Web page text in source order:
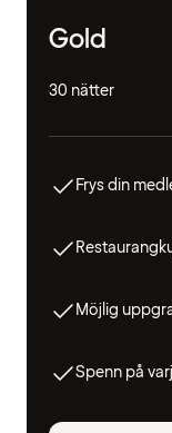
Gold
30 nätter
Frys din
Möjlig
Spenn på